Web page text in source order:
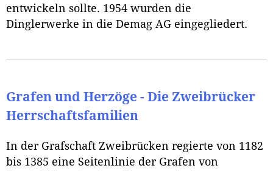
entwickeln sollte. 1954 wurden die
Dinglerwerke in die Demag AG eingegliedert.
Grafen und Herzöge - Die Zweibrücker
Herrschaftsfamilien
In der Grafschaft Zweibrücken regierte von 1182
bis 1385 eine Seitenlinie der Grafen von